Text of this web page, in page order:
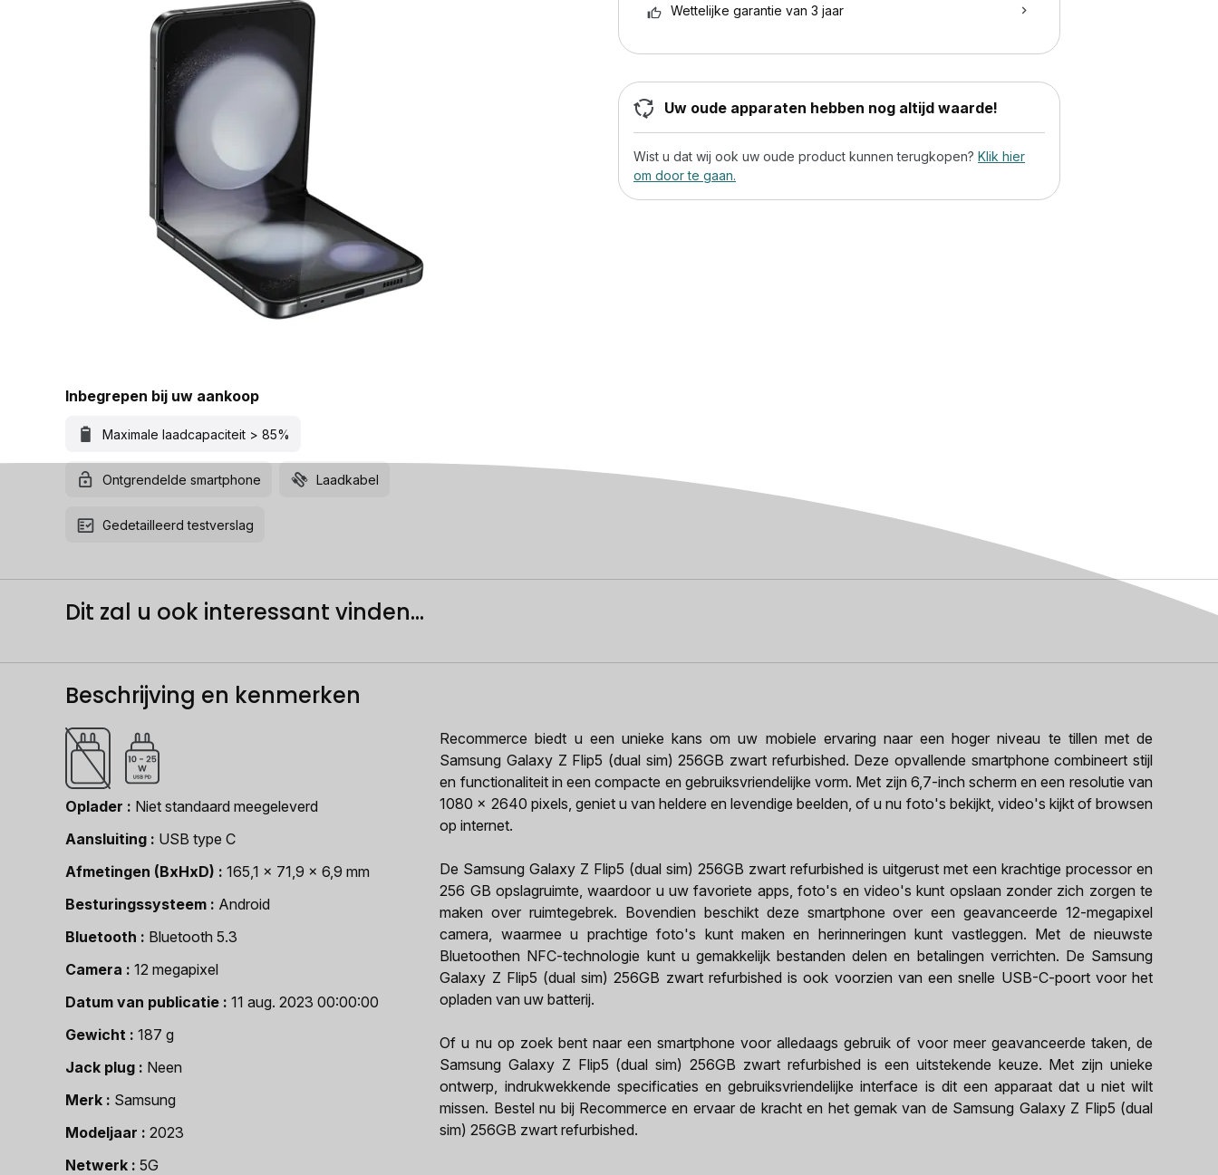
Inbegrepen bij uw aankoop
Maximale laadcapaciteit > 85%
Ontgrendelde smartphone Laadkabel
Gedetailleerd testverslag
Wettelijke garantie van 3 jaar
Uw oude apparaten hebben nog altijd waarde!
Wist u dat wij ook uw oude product kunnen terugkopen? Klik hier
om door te gaan.
Dit zal u ook interessant vinden...
Beschrijving en kenmerken
Oplader
Niet standaard meegeleverd
Aansluiting
USB type C
Afmetingen (BxHxD)
165,1 x 71,9 x 6,9 mm
Besturingssysteem
Android
Bluetooth
Bluetooth 5.3
Camera
12 megapixel
Datum van publicatie
11 aug. 2023 00:00:00
Gewicht
187 g
Jack plug
Neen
Merk
Samsung
Modeljaar
2023
Netwerk
5G
Recommerce biedt u een unieke kans om uw mobiele ervaring naar een hoger niveau te tillen met de
Samsung Galaxy Z Flip5 (dual sim) 256GB zwart refurbished. Deze opvallende smartphone combineert stijl
en functionaliteit in een compacte en gebruiksvriendelijke vorm. Met zijn 6,7-inch scherm en een resolutie van
1080 x 2640 pixels, geniet u van heldere en levendige beelden, of u nu foto's bekijkt, video's kijkt of browsen
op internet.
De Samsung Galaxy Z Flip5 (dual sim) 256GB zwart refurbished is uitgerust met een krachtige processor en
256 GB opslagruimte, waardoor u uw favoriete apps, foto's en video's kunt opslaan zonder zich zorgen te
maken over ruimtegebrek. Bovendien beschikt deze smartphone over een geavanceerde 12-megapixel
camera, waarmee u prachtige foto's kunt maken en herinneringen kunt vastleggen. Met de nieuwste
Bluetoothen NFC-technologie kunt u gemakkelijk bestanden delen en betalingen verrichten. De Samsung
Galaxy Z Flip5 (dual sim) 256GB zwart refurbished is ook voorzien van een snelle USB-C-poort voor het
opladen van uw batterij.
Of u nu op zoek bent naar een smartphone voor alledaags gebruik of voor meer geavanceerde taken, de
Samsung Galaxy Z Flip5 (dual sim) 256GB zwart refurbished is een uitstekende keuze. Met zijn unieke
ontwerp, indrukwekkende specificaties en gebruiksvriendelijke interface is dit een apparaat dat u niet wilt
missen. Bestel nu bij Recommerce en ervaar de kracht en het gemak van de Samsung Galaxy Z Flip5 (dual
sim) 256GB zwart refurbished.